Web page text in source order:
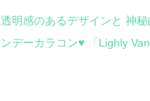
透明感のあるデザインと 神
ンデーカラコン♥ 「Lighly